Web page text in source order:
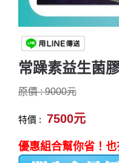
常躁素益生菌
原價 : 9000元
特價 : 7500元
優惠組合幫你省！